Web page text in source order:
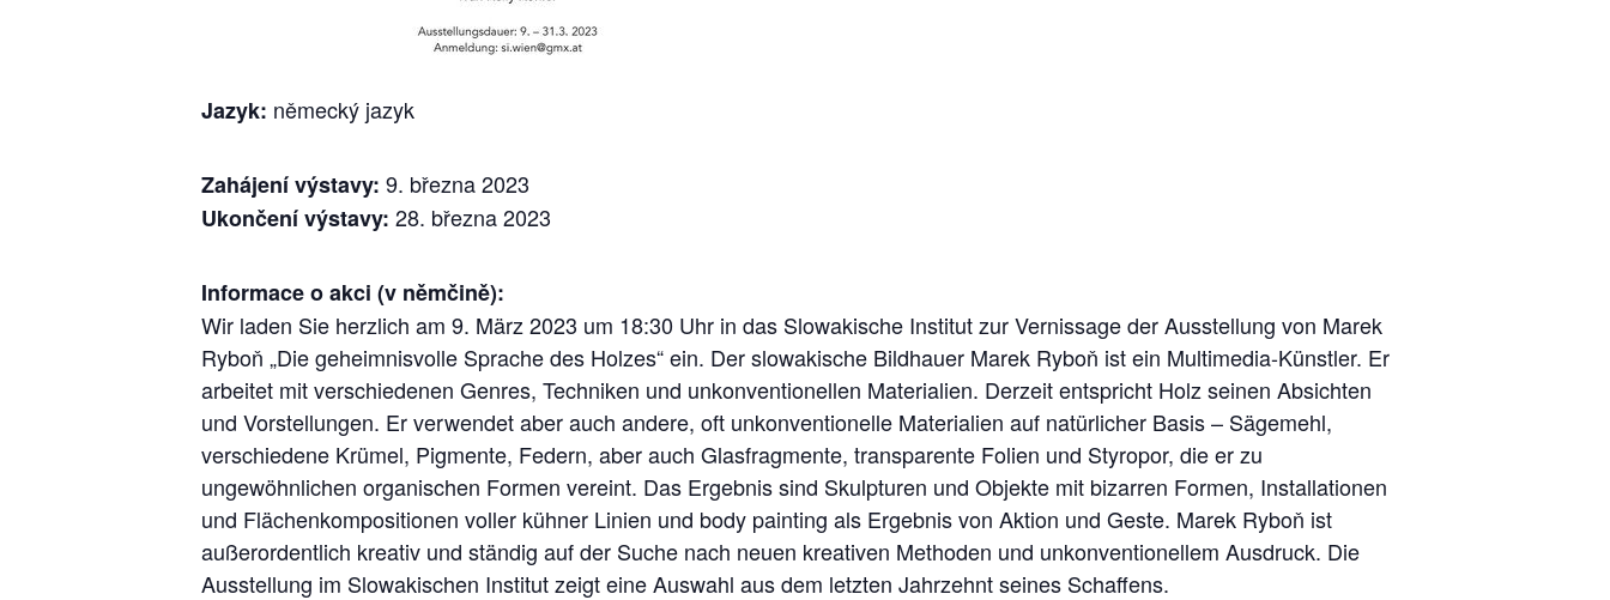
Jazyk: německý jazyk
Zahájení výstavy: 9. března 2023
Ukončení výstavy: 28. března 2023
Informace o akci (v němčině):
Wir laden Sie herzlich am 9. März 2023 um 18:30 Uhr in das Slowakische Institut zur Vernissage der Ausstellung von Marek
Ryboň „Die geheimnisvolle Sprache des Holzes“ ein. Der slowakische Bildhauer Marek Ryboň ist ein Multimedia-Künstler. Er
arbeitet mit verschiedenen Genres, Techniken und unkonventionellen Materialien. Derzeit entspricht Holz seinen Absichten
und Vorstellungen. Er verwendet aber auch andere, oft unkonventionelle Materialien auf natürlicher Basis – Sägemehl,
verschiedene Krümel, Pigmente, Federn, aber auch Glasfragmente, transparente Folien und Styropor, die er zu
ungewöhnlichen organischen Formen vereint. Das Ergebnis sind Skulpturen und Objekte mit bizarren Formen, Installationen
und Flächenkompositionen voller kühner Linien und body painting als Ergebnis von Aktion und Geste. Marek Ryboň ist
außerordentlich kreativ und ständig auf der Suche nach neuen kreativen Methoden und unkonventionellem Ausdruck. Die
Ausstellung im Slowakischen Institut zeigt eine Auswahl aus dem letzten Jahrzehnt seines Schaffens.